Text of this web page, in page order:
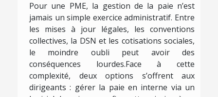
Pour une PME, la gestion de la paie n’est
jamais un simple exercice administratif. Entre
les mises à jour légales, les conventions
collectives, la DSN et les cotisations sociales,
le moindre oubli peut avoir des
conséquences lourdes.Face à cette
complexité, deux options s’offrent aux
dirigeants : gérer la paie en interne via un